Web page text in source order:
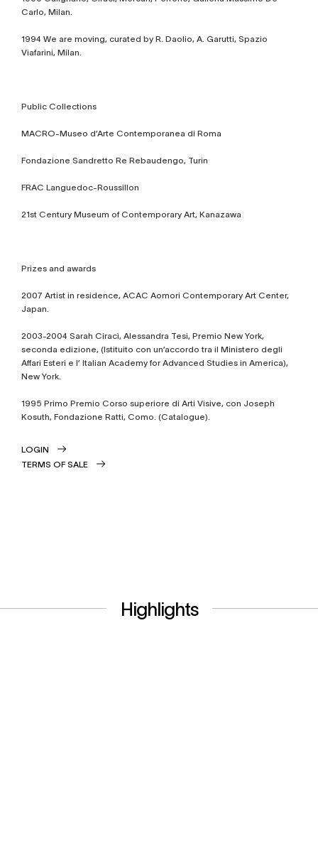
Carlo, Milan.
1994 We are moving, curated by R. Daolio, A. Garutti, Spazio
Viafarini, Milan.
Public Collections
MACRO-Museo d’Arte Contemporanea di Roma
Fondazione Sandretto Re Rebaudengo, Turin
FRAC Languedoc-Roussillon
21st Century Museum of Contemporary Art, Kanazawa
Prizes and awards
2007 Artist in residence, ACAC Aomori Contemporary Art Center,
Japan.
2003-2004 Sarah Ciracì, Alessandra Tesi, Premio New York,
seconda edizione, (Istituito con un’accordo tra il Ministero degli
Affari Esteri e l’ Italian Academy for Advanced Studies in America),
New York.
1995 Primo Premio Corso superiore di Arti Visive, con Joseph
Kosuth, Fondazione Ratti, Como. (Catalogue).
LOGIN
TERMS OF SALE
Highlights